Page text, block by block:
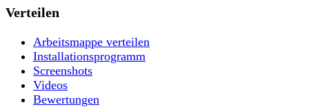
Verteilen
Arbeitsmappe verteilen
Installationsprogramm
Screenshots
Videos
Bewertungen